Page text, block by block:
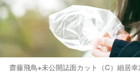
齋藤飛鳥※未公開誌面カット（C）細居幸